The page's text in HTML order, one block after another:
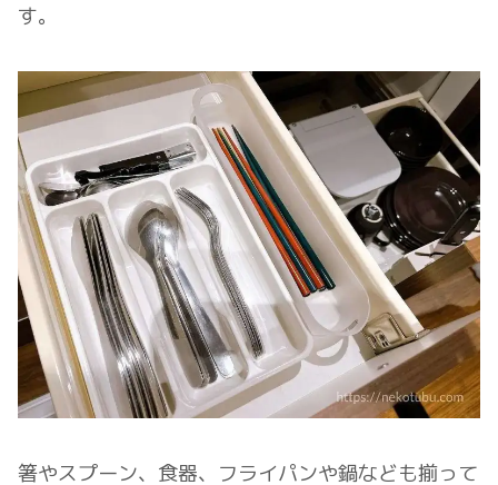
す。
箸やスプーン、食器、フライパンや鍋なども揃って